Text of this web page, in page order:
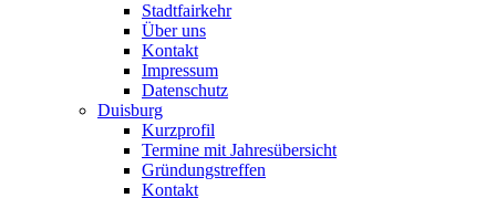
Stadtfairkehr
Über uns
Kontakt
Impressum
Datenschutz
Duisburg
Kurzprofil
Termine mit Jahresübersicht
Gründungstreffen
Kontakt